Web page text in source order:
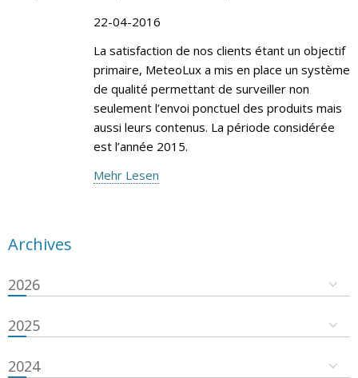
22-04-2016
La satisfaction de nos clients étant un objectif
primaire, MeteoLux a mis en place un système
de qualité permettant de surveiller non
seulement l’envoi ponctuel des produits mais
aussi leurs contenus. La période considérée
est l’année 2015.
Mehr Lesen
Archives
2026
2025
2024